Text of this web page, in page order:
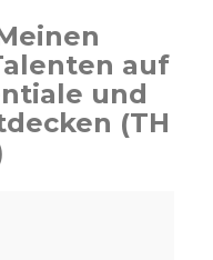
auf
und
(TH